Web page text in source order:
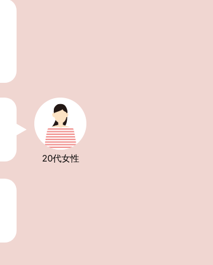
20代女性